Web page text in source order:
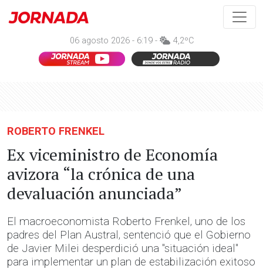
06 agosto 2026 - 6:19 - 4,2ºC
ROBERTO FRENKEL
Ex viceministro de Economía
avizora “la crónica de una
devaluación anunciada”
El macroeconomista Roberto Frenkel, uno de los
padres del Plan Austral, sentenció que el Gobierno
de Javier Milei desperdició una "situación ideal"
para implementar un plan de estabilización exitoso